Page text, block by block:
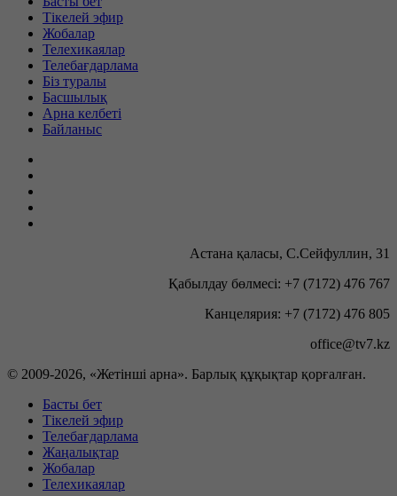
Тікелей эфир
Жобалар
Телехикаялар
Телебағдарлама
Біз туралы
Басшылық
Арна келбеті
Байланыс
Астана қаласы, С.Сейфуллин, 31
Қабылдау бөлмесі: +7 (7172) 476 767
Канцелярия: +7 (7172) 476 805
office@tv7.kz
© 2009-2026, «Жетінші арна». Барлық құқықтар қорғалған.
Басты бет
Тікелей эфир
Телебағдарлама
Жаңалықтар
Жобалар
Телехикаялар